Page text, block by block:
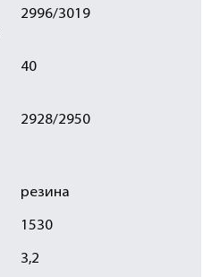
2996/3019
40
2928/2950
резина
1530
3,2